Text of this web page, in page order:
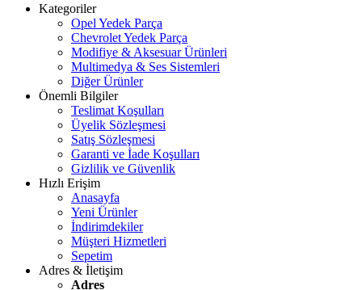
Kategoriler
Opel Yedek Parça
Chevrolet Yedek Parça
Modifiye & Aksesuar Ürünleri
Multimedya & Ses Sistemleri
Diğer Ürünler
Önemli Bilgiler
Teslimat Koşulları
Üyelik Sözleşmesi
Satış Sözleşmesi
Garanti ve İade Koşulları
Gizlilik ve Güvenlik
Hızlı Erişim
Anasayfa
Yeni Ürünler
İndirimdekiler
Müşteri Hizmetleri
Sepetim
Adres & İletişim
Adres